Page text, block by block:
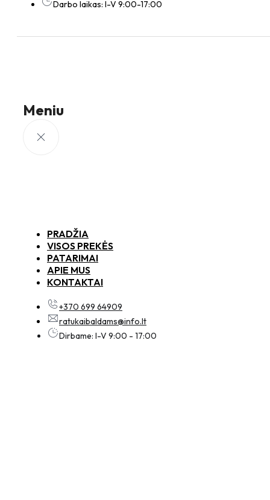
Darbo laikas: I-V 9:00-17:00
Meniu
PRADŽIA
VISOS PREKĖS
PATARIMAI
APIE MUS
KONTAKTAI
+370 699 64909
ratukaibaldams@info.lt
Dirbame: I-V 9:00 - 17:00